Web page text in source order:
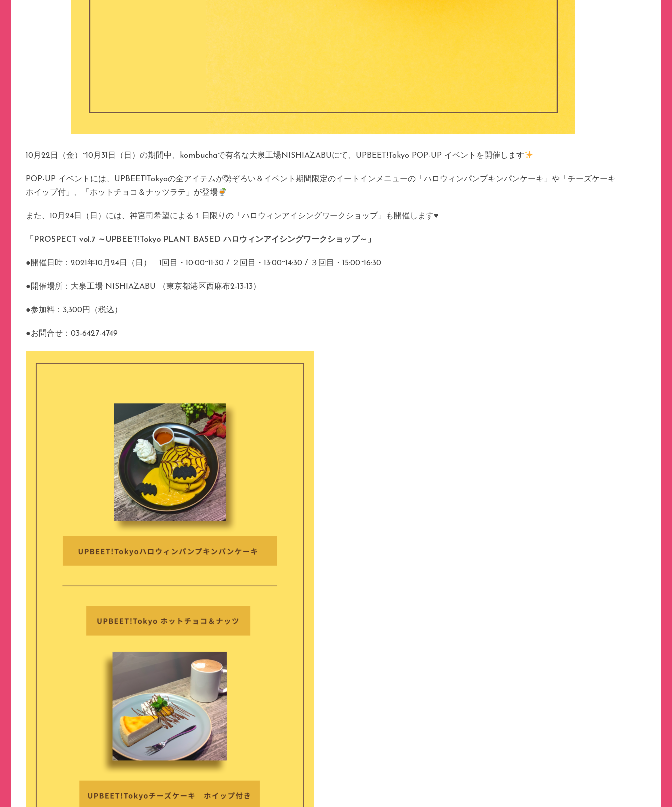
10月22日（金）~10月31日（日）の期間中、kombuchaで有名な大泉工場NISHIAZABUにて、UPBEET!Tokyo POP-UP イベントを開催します
POP-UP イベントには、UPBEET!Tokyoの全アイテムが勢ぞろい＆イベント期間限定のイートインメニューの「ハロウィンパンプキンパンケーキ」や「チーズケーキ
ホイップ付」、「ホットチョコ＆ナッツラテ」が登場
また、10月24日（日）には、神宮司希望による１日限りの「ハロウィンアイシングワークショップ」も開催します♥
「PROSPECT vol.7 ～UPBEET!Tokyo PLANT BASED ハロウィンアイシングワークショップ～」
●開催日時：2021年10月24日（日） 1回目・10:00~11:30 / ２回目・13:00~14:30 / ３回目・15:00~16:30
●開催場所：大泉工場 NISHIAZABU （東京都港区西麻布2-13-13）
●参加料：3,300円（税込）
●お問合せ：03-6427-4749